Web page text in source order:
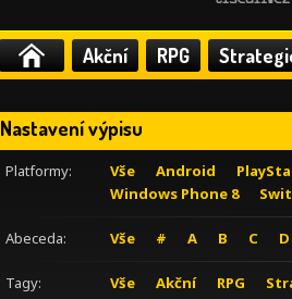
Akční RPG
Nastavení výpisu
Platformy: Vše Android
Windows Phone 8
Abeceda: Vše # A B C D
Tagy: Vše Akční RPG